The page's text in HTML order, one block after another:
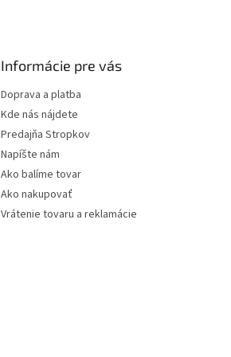
Informácie pre vás
Doprava a platba
Kde nás nájdete
Predajňa Stropkov
Napíšte nám
Ako balíme tovar
Ako nakupovať
Vrátenie tovaru a reklamácie